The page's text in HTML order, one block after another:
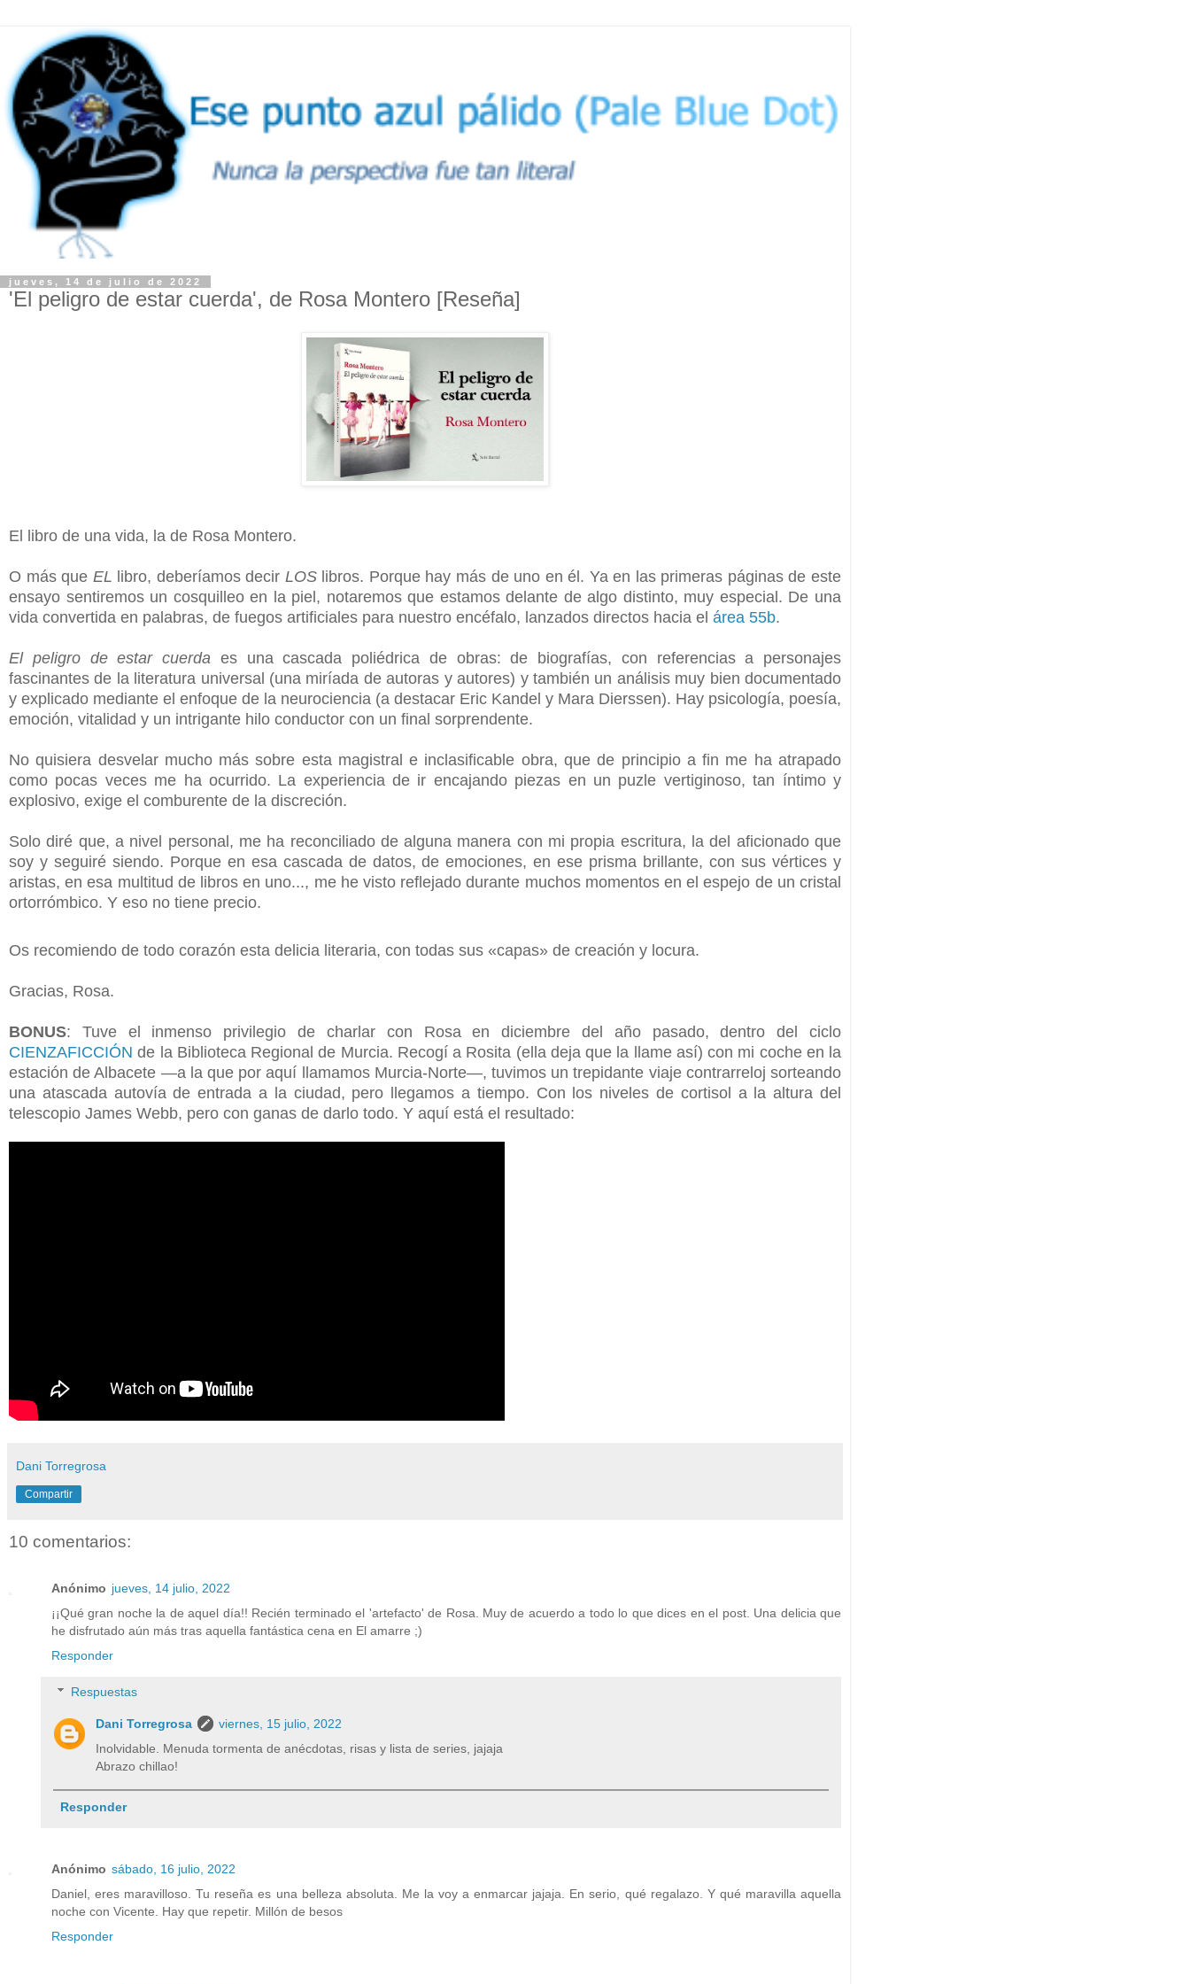
jueves, 14 de julio de 2022
'El peligro de estar cuerda', de Rosa Montero [Reseña]
El libro de una vida, la de Rosa Montero.
O más que EL libro, deberíamos decir LOS libros. Porque hay más de uno en él. Ya en las primeras páginas de este
ensayo sentiremos un cosquilleo en la piel, notaremos que estamos delante de algo distinto, muy especial. De una
vida convertida en palabras, de fuegos artificiales para nuestro encéfalo, lanzados directos hacia el área 55b.
El peligro de estar cuerda es una cascada poliédrica de obras: de biografías, con referencias a personajes
fascinantes de la literatura universal (una miríada de autoras y autores) y también un análisis muy bien documentado
y explicado mediante el enfoque de la neurociencia (a destacar Eric Kandel y Mara Dierssen). Hay psicología, poesía,
emoción, vitalidad y un intrigante hilo conductor con un final sorprendente.
No quisiera desvelar mucho más sobre esta magistral e inclasificable obra, que de principio a fin me ha atrapado
como pocas veces me ha ocurrido. La experiencia de ir encajando piezas en un puzle vertiginoso, tan íntimo y
explosivo, exige el comburente de la discreción.
Solo diré que, a nivel personal, me ha reconciliado de alguna manera con mi propia escritura, la del aficionado que
soy y seguiré siendo. Porque en esa cascada de datos, de emociones, en ese prisma brillante, con sus vértices y
aristas, en esa multitud de libros en uno..., me he visto reflejado durante muchos momentos en el espejo de un cristal
ortorrómbico. Y eso no tiene precio.
Os recomiendo de todo corazón esta delicia literaria, con todas sus «capas» de creación y locura.
Gracias, Rosa.
BONUS: Tuve el inmenso privilegio de charlar con Rosa en diciembre del año pasado, dentro del ciclo
CIENZAFICCIÓNde la Biblioteca Regional de Murcia. Recogí a Rosita (ella deja que la llame así) con mi coche en la
estación de Albacete —a la que por aquí llamamos Murcia-Norte—, tuvimos un trepidante viaje contrarreloj sorteando
una atascada autovía de entrada a la ciudad, pero llegamos a tiempo. Con los niveles de cortisol a la altura del
telescopio James Webb, pero con ganas de darlo todo. Y aquí está el resultado:
Dani Torregrosa
Compartir
10 comentarios:
Anónimo jueves, 14 julio, 2022
¡¡Qué gran noche la de aquel día!! Recién terminado el 'artefacto' de Rosa. Muy de acuerdo a todo lo que dices en el post. Una delicia que
he disfrutado aún más tras aquella fantástica cena en El amarre ;)
Responder
Respuestas
Dani Torregrosa
viernes, 15 julio, 2022
Inolvidable. Menuda tormenta de anécdotas, risas y lista de series, jajaja
Abrazo chillao!
Responder
Anónimo sábado, 16 julio, 2022
Daniel, eres maravilloso. Tu reseña es una belleza absoluta. Me la voy a enmarcar jajaja. En serio, qué regalazo. Y qué maravilla aquella
noche con Vicente. Hay que repetir. Millón de besos
Responder